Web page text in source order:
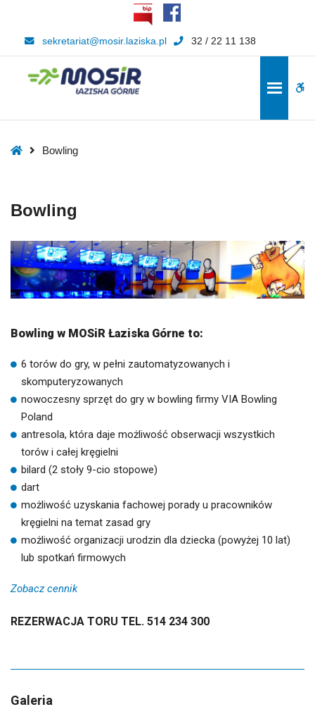
sekretariat@mosir.laziska.pl 32 / 22 11 138
HomeBowling
Bowling
Bowling w MOSiR Łaziska Górne to:
6 torów do gry, w pełni zautomatyzowanych i
skomputeryzowanych
nowoczesny sprzęt do gry w bowling firmy VIA Bowling
Poland
antresola, która daje możliwość obserwacji wszystkich
torów i całej kręgielni
bilard (2 stoły 9-cio stopowe)
dart
możliwość uzyskania fachowej porady u pracowników
kręgielni na temat zasad gry
możliwość organizacji urodzin dla dziecka (powyżej 10 lat)
lub spotkań firmowych
Zobacz cennik
REZERWACJA TORU TEL. 514 234 300
Galeria